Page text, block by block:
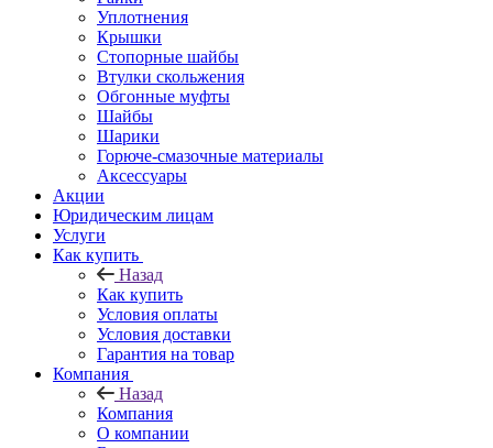
Уплотнения
Крышки
Стопорные шайбы
Втулки скольжения
Обгонные муфты
Шайбы
Шарики
Горюче-смазочные материалы
Аксессуары
Акции
Юридическим лицам
Услуги
Как купить
Назад
Как купить
Условия оплаты
Условия доставки
Гарантия на товар
Компания
Назад
Компания
О компании